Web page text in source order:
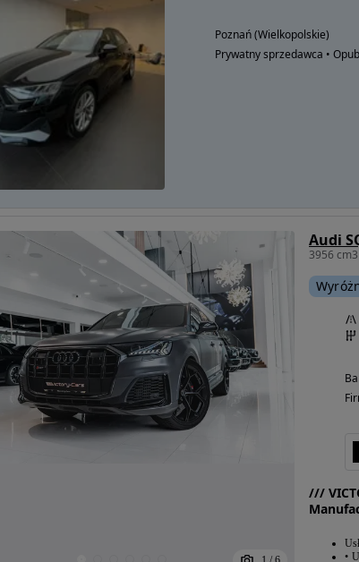
Poznań (Wielkopolskie)
Prywatny sprzedawca •
Audi
///